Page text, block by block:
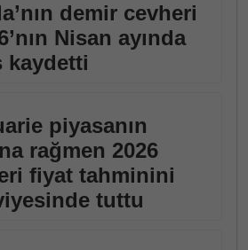
demir cevheri
Nisan ayında
kaydetti
piyasanın
rağmen 2026
fiyat tahminini
tuttu